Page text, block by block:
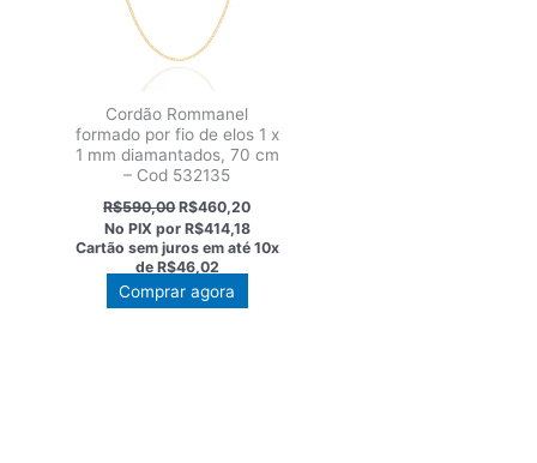
Cordão Rommanel
formado por fio de elos 1 x
1 mm diamantados, 70 cm
– Cod 532135
R$590,00O
preço
original
era:
R$590,00.
R$460,20O
atual
é:
No PIX por R$414,18
Cartão sem juros em até 10x
deR$46,02
Comprar agora